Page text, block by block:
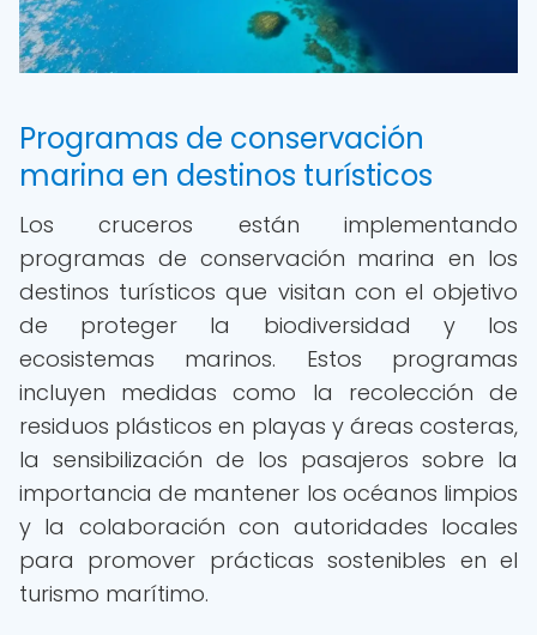
Programas de conservación
marina en destinos turísticos
Los cruceros están implementando
programas de conservación marina en los
destinos turísticos que visitan con el objetivo
de proteger la biodiversidad y los
ecosistemas marinos. Estos programas
incluyen medidas como la recolección de
residuos plásticos en playas y áreas costeras,
la sensibilización de los pasajeros sobre la
importancia de mantener los océanos limpios
y la colaboración con autoridades locales
para promover prácticas sostenibles en el
turismo marítimo.